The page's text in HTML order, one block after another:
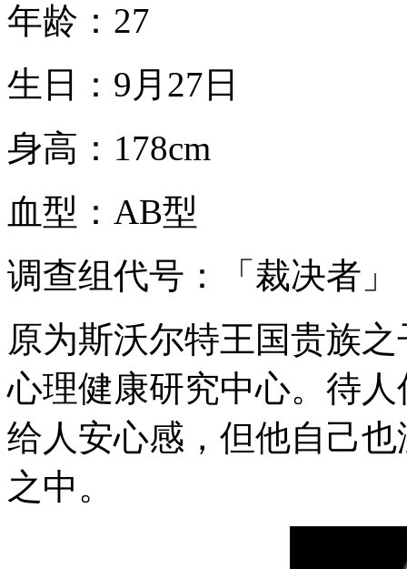
年龄：27
生日：9月27日
身高：178cm
血型：AB型
调查组代号：「裁决者」
原为斯沃尔特王国贵族
心理健康研究中心。待
给人安心感，但他自己
之中。